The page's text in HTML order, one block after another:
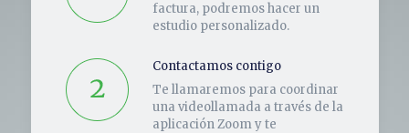
factura, podremos hacer un
estudio personalizado.
Contactamos contigo
Te llamaremos para coordinar
una videollamada a través de la
aplicación Zoom y te